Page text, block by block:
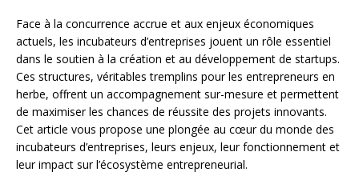
Face à la concurrence accrue et aux enjeux économiques
actuels, les incubateurs d’entreprises jouent un rôle essentiel
dans le soutien à la création et au développement de startups.
Ces structures, véritables tremplins pour les entrepreneurs en
herbe, offrent un accompagnement sur-mesure et permettent
de maximiser les chances de réussite des projets innovants.
Cet article vous propose une plongée au cœur du monde des
incubateurs d’entreprises, leurs enjeux, leur fonctionnement et
leur impact sur l’écosystème entrepreneurial.